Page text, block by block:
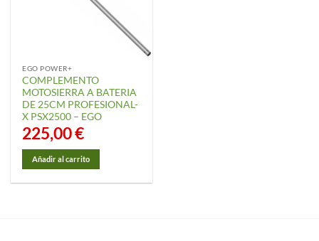
EGO POWER+
COMPLEMENTO
MOTOSIERRA A BATERIA
DE 25CM PROFESIONAL-
X PSX2500 – EGO
225,00€
Añadir al carrito